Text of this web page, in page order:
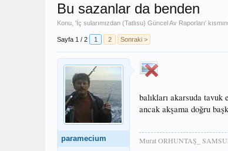
Bu sazanlar da benden
Konu, 'İç sularımızdan (Tatlısu) Güncel Av Raporları'
Sayfa 1 / 2 1 2 Sonraki >
paramecium
balıkları akarsuda
ancak akşama doğru
Murat ORHUNTAŞ_